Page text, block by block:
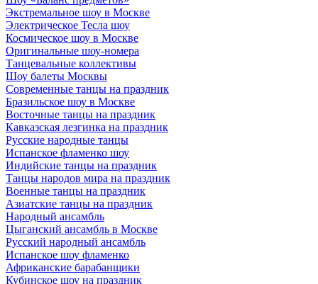
Экстремальное шоу в Москве
Электрическое Тесла шоу
Космическое шоу в Москве
Оригинальные шоу-номера
Танцевальные коллективы
Шоу балеты Москвы
Современные танцы на праздник
Бразильское шоу в Москве
Восточные танцы на праздник
Кавказская лезгинка на праздник
Русские народные танцы
Испанское фламенко шоу
Индийские танцы на праздник
Танцы народов мира на праздник
Военные танцы на праздник
Азиатские танцы на праздник
Народный ансамбль
Цыганский ансамбль в Москве
Русский народный ансамбль
Испанское шоу фламенко
Африканские барабанщики
Кубинское шоу на праздник